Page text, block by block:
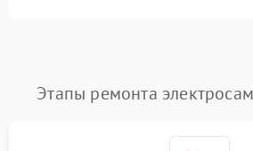
Этапы ремонта